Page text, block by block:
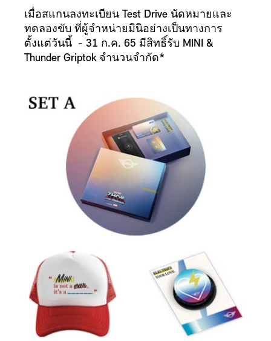
เมื่อสแกนลงทะเบียน Test Drive นัดหมายและ
ทดลองขับ ที่ผู้จำหน่ายมินิอย่างเป็นทางการ
ตั้งแต่วันนี้ - 31 ก.ค. 65 มีสิทธิ์รับ MINI &
Thunder Griptok จำนวนจำกัด*